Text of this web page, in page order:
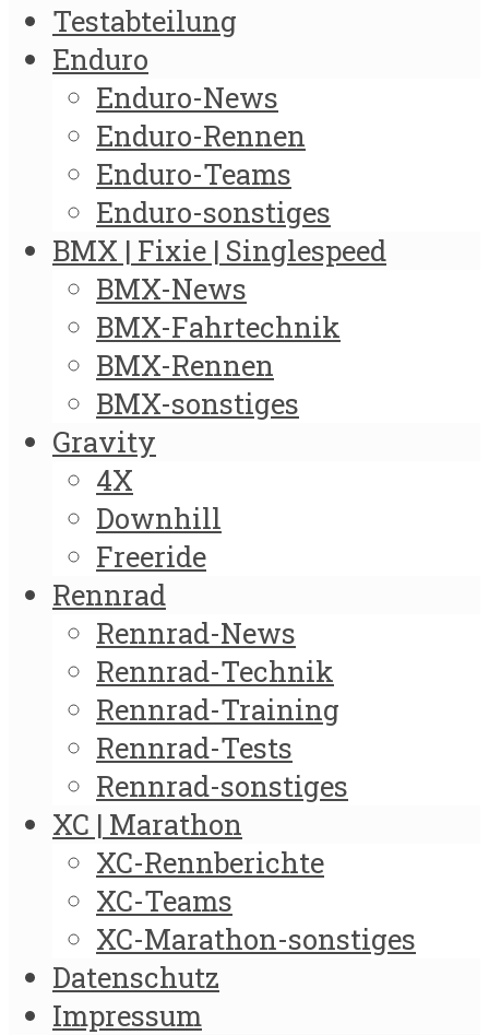
Testabteilung
Enduro
Enduro-News
Enduro-Rennen
Enduro-Teams
Enduro-sonstiges
BMX | Fixie | Singlespeed
BMX-News
BMX-Fahrtechnik
BMX-Rennen
BMX-sonstiges
Gravity
4X
Downhill
Freeride
Rennrad
Rennrad-News
Rennrad-Technik
Rennrad-Training
Rennrad-Tests
Rennrad-sonstiges
XC | Marathon
XC-Rennberichte
XC-Teams
XC-Marathon-sonstiges
Datenschutz
Impressum